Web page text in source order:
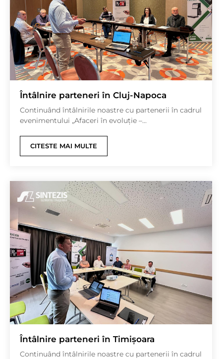
Întâlnire parteneri în Cluj-Napoca
Continuând întâlnirile noastre cu partenerii în cadrul
evenimentului „Afaceri în evoluție –...
CITESTE MAI MULTE
Întâlnire parteneri în Timișoara
Continuând întâlnirile noastre cu partenerii în cadrul